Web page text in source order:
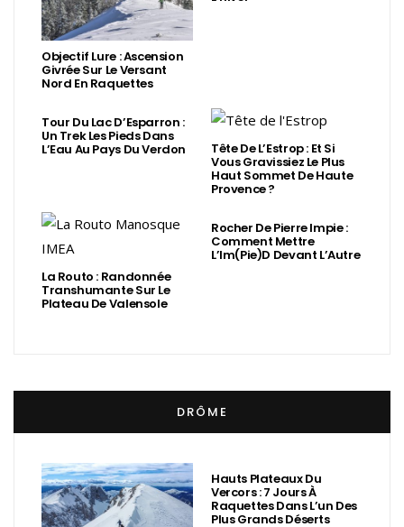
Objectif Lure : Ascension
Givrée Sur Le Versant
Nord En Raquettes
Tour Du Lac D’Esparron :
Un Trek Les Pieds Dans
L’Eau Au Pays Du Verdon Tête De L’Estrop : Et Si
Vous Gravissiez Le Plus
Haut Sommet De Haute
Provence ?
La Routo : Randonnée
Transhumante Sur Le
Plateau De Valensole
Rocher De Pierre Impie :
Comment Mettre
L’Im(Pie)d Devant L’Autre
DRÔME
Hauts Plateaux Du
Vercors : 7 Jours À
Raquettes Dans L’un Des
Plus Grands Déserts